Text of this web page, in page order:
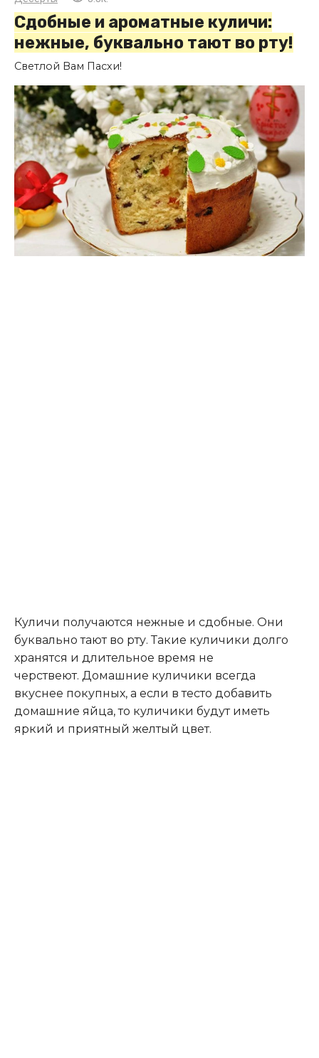
Сдобные и ароматные куличи:
нежные, буквально тают во рту!
Светлой Вам Пасхи!
Куличи получаются нежные и сдобные. Они
буквально тают во рту. Такие куличики долго
хранятся и длительное время не
черствеют. Домашние куличики всегда
вкуснее покупных, а если в тесто добавить
домашние яйца, то куличики будут иметь
яркий и приятный желтый цвет.